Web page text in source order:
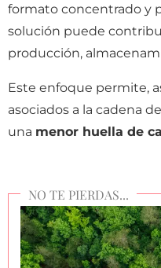
formato concentrado y
solución puede
producción,
Este enfoque permite,
asociados a la cadena
una menor huella de